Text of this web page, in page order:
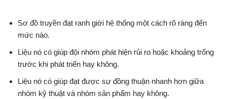
Sơ đồ truyền đạt ranh giới hệ thống một cách rõ ràng đến
mức nào.
Liệu nó có giúp đội nhóm phát hiện rủi ro hoặc khoảng trống
trước khi phát triển hay không.
Liệu nó có giúp đạt được sự đồng thuận nhanh hơn giữa
nhóm kỹ thuật và nhóm sản phẩm hay không.